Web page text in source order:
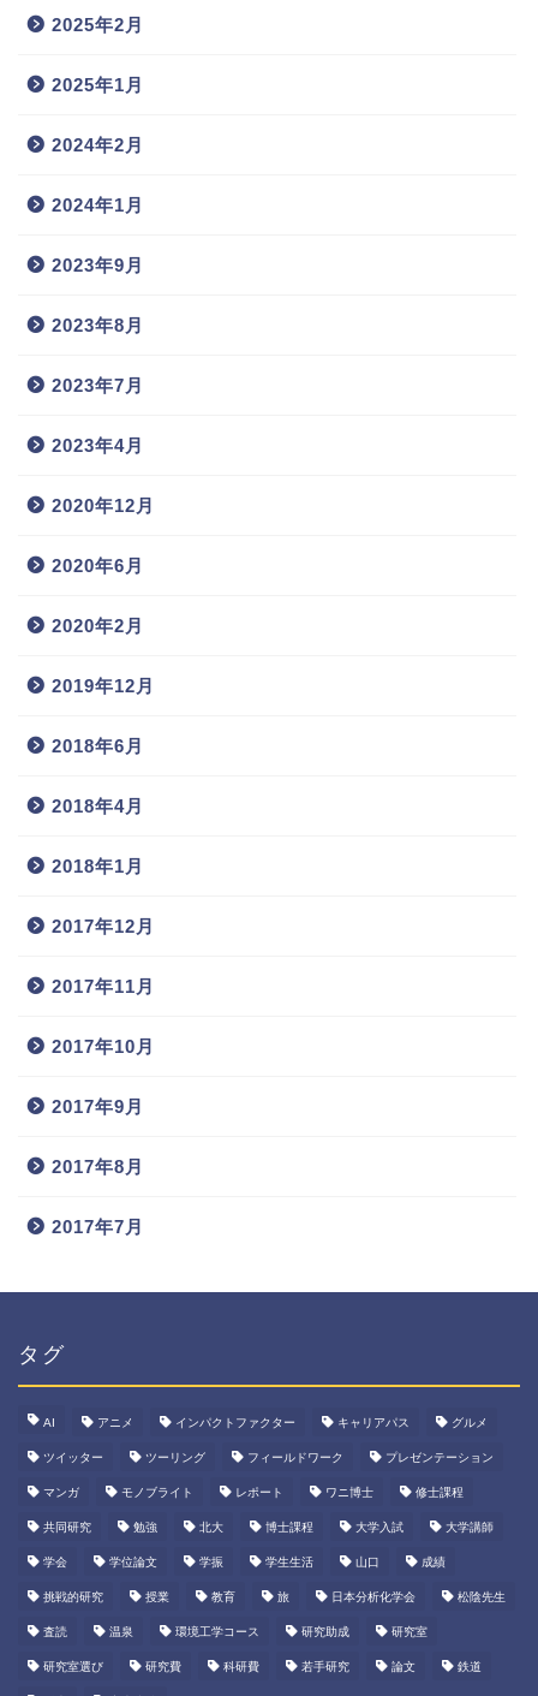
2025年2月
2025年1月
2024年2月
2024年1月
2023年9月
2023年8月
2023年7月
2023年4月
2020年12月
2020年6月
2020年2月
2019年12月
2018年6月
2018年4月
2018年1月
2017年12月
2017年11月
2017年10月
2017年9月
2017年8月
2017年7月
タグ
AI アニメ インパクトファクター キャリアパス グルメ
ツイッター ツーリング フィールドワーク プレゼンテーション
マンガ モノブライト レポート ワニ博士 修士課程
共同研究 勉強 北大 博士課程 大学入試 大学講師
学会 学位論文 学振 学生生活 山口 成績
挑戦的研究 授業 教育 旅 日本分析化学会 松陰先生
査読 温泉 環境工学コース 研究助成 研究室
研究室選び 研究費 科研費 若手研究 論文 鉄道